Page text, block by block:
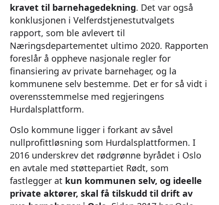
kravet til barnehagedekning. Det var også
konklusjonen i Velferdstjenestutvalgets
rapport, som ble avlevert til
Næringsdepartementet ultimo 2020. Rapporten
foreslår å oppheve nasjonale regler for
finansiering av private barnehager, og la
kommunene selv bestemme. Det er for så vidt i
overensstemmelse med regjeringens
Hurdalsplattform.
Oslo kommune ligger i forkant av såvel
nullprofittløsning som Hurdalsplattformen. I
2016 underskrev det rødgrønne byrådet i Oslo
en avtale med støttepartiet Rødt, som
fastlegger at kun kommunen selv, og ideelle
private aktører, skal få tilskudd til drift av